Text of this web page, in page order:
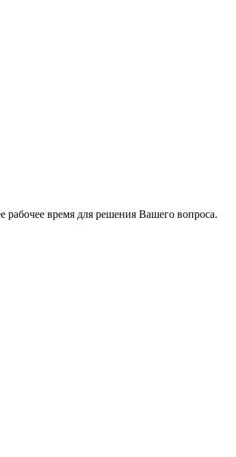
время для решения Вашего вопроса.